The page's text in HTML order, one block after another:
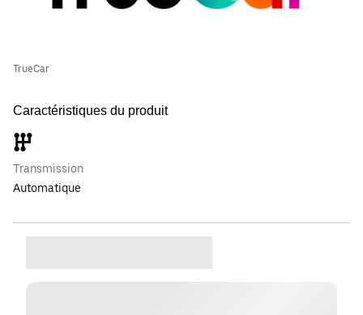
TrueCar
Caractéristiques du produit
Transmission
Automatique